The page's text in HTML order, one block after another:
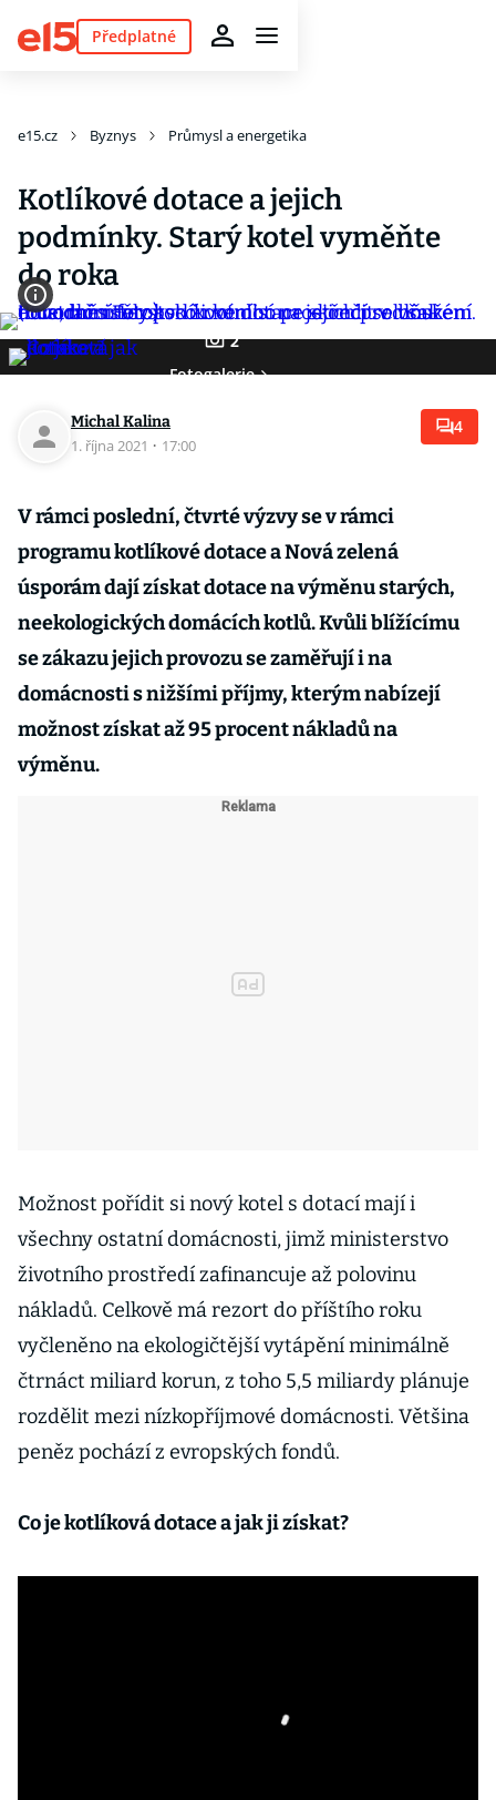
Předplatné
e15.cz Byznys Průmysl a energetika
Kotlíkové dotace a jejich
podmínky. Starý kotel vyměňte
do roka
2
Fotogalerie
Michal Kalina
1. října 2021 · 17:00
4
V rámci poslední, čtvrté výzvy se v rámci
programu kotlíkové dotace a Nová zelená
úsporám dají získat dotace na výměnu starých,
neekologických domácích kotlů. Kvůli blížícímu
se zákazu jejich provozu se zaměřují i na
domácnosti s nižšími příjmy, kterým nabízejí
možnost získat až 95 procent nákladů na
výměnu.
Možnost pořídit si nový kotel s dotací mají i
všechny ostatní domácnosti, jimž ministerstvo
životního prostředí zafinancuje až polovinu
nákladů. Celkově má rezort do příštího roku
vyčleněno na ekologičtější vytápění minimálně
čtrnáct miliard korun, z toho 5,5 miliardy plánuje
rozdělit mezi nízkopříjmové domácnosti. Většina
peněz pochází z evropských fondů.
Co je kotlíková dotace a jak ji získat?